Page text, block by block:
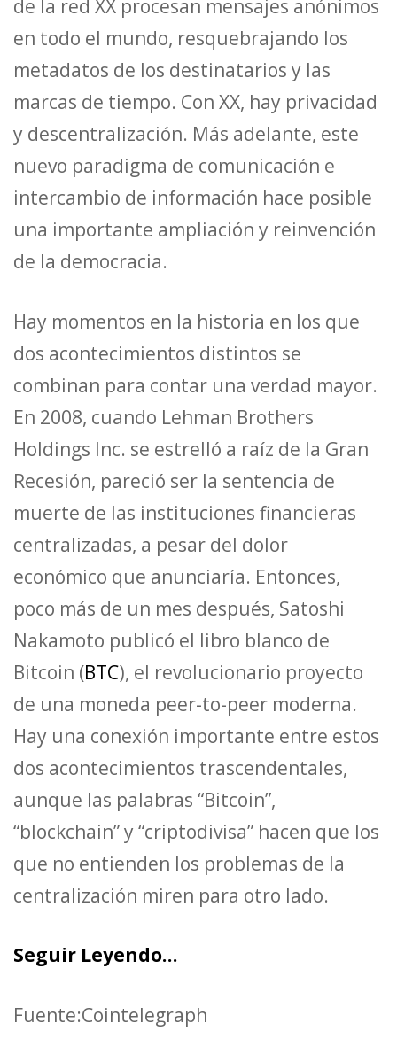
de la red XX procesan mensajes anónimos
en todo el mundo, resquebrajando los
metadatos de los destinatarios y las
marcas de tiempo. Con XX, hay privacidad
y descentralización. Más adelante, este
nuevo paradigma de comunicación e
intercambio de información hace posible
una importante ampliación y reinvención
de la democracia.
Hay momentos en la historia en los que
dos acontecimientos distintos se
combinan para contar una verdad mayor.
En 2008, cuando Lehman Brothers
Holdings Inc. se estrelló a raíz de la Gran
Recesión, pareció ser la sentencia de
muerte de las instituciones financieras
centralizadas, a pesar del dolor
económico que anunciaría. Entonces,
poco más de un mes después, Satoshi
Nakamoto publicó el libro blanco de
Bitcoin (BTC), el revolucionario proyecto
de una moneda peer-to-peer moderna.
Hay una conexión importante entre estos
dos acontecimientos trascendentales,
aunque las palabras “Bitcoin”,
“blockchain” y “criptodivisa” hacen que los
que no entienden los problemas de la
centralización miren para otro lado.
Seguir Leyendo…
Fuente:Cointelegraph